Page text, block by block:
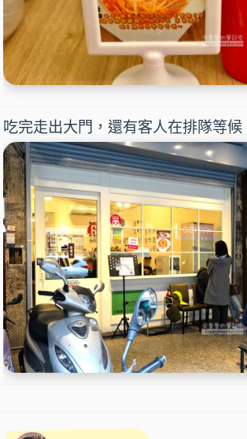
吃完走出大門，還有客人在排隊等